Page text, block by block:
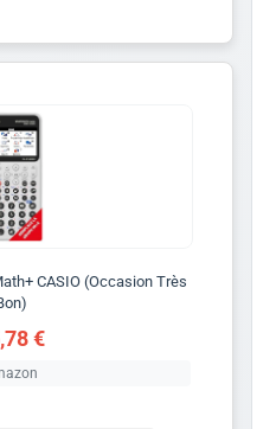
CASIO (Occasion Très
€